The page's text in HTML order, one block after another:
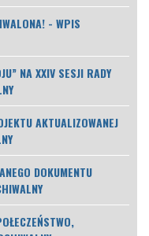
- WPIS
NA XXIV SESJI RADY
AKTUALIZOWANEJ
DOKUMENTU